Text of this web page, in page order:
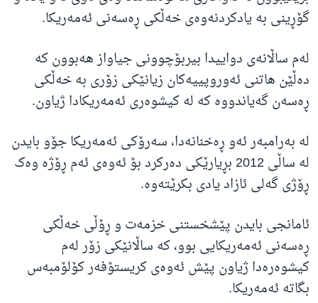
گۆڕینی بە یادکردنەوەی خەڵکی ڕەسەنی ئەمەریکا.
لەم ساڵانەی دواییدا بیربۆچوونی جیاواز هەبوون کە
دەڵێن هاتنی ئەوروپییەکان زیانێکی زۆری بە خەڵکی
ڕەسەن گەیاندووە کە لە کیشوەری ئەمەریکادا ژیاون.
لە بەرامبەر ئەو ڕەخنانەدا، سەرۆکی ئەمەریکا جۆو بایدن
لە ساڵی 2012 بڕیارێکی دەرکرد بۆ ئەوەی ئەم ڕۆژە وەک
ڕۆژی گەلی ئازاد یادی بکرێتەوە.
ئامانجی بایدن پێشخستنی خزمەت و ڕۆڵی خەڵکی
ڕەسەنی ئەمەریکایی بوو، کە ساڵانێکی زۆر لەم
کیشوەرەدا ژیاون پێش ئەوەی کریستۆفەر کۆلۆمبەس
بگاتە ئەمەریکا.